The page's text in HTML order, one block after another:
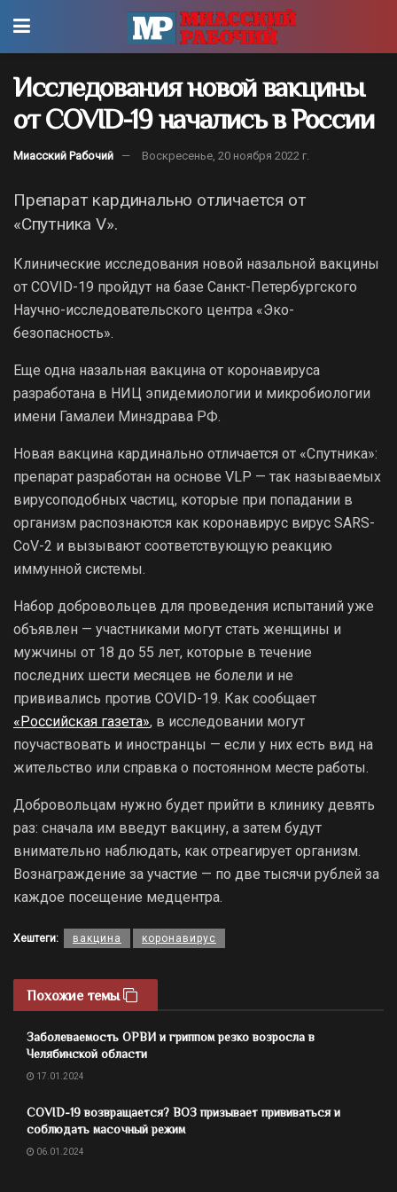
Исследования новой вакцины
от COVID-19 начались в России
Миасский Рабочий Воскресенье, 20 ноября 2022 г.
Препарат кардинально отличается от
«Спутника V».
Клинические исследования новой назальной вакцины
от COVID-19 пройдут на базе Санкт-Петербургского
Научно-исследовательского центра «Эко-
безопасность».
Еще одна назальная вакцина от коронавируса
разработана в НИЦ эпидемиологии и микробиологии
имени Гамалеи Минздрава РФ.
Новая вакцина кардинально отличается от «Спутника»:
препарат разработан на основе VLP — так называемых
вирусоподобных частиц, которые при попадании в
организм распознаются как коронавирус вирус SARS-
CoV-2 и вызывают соответствующую реакцию
иммунной системы.
Набор добровольцев для проведения испытаний уже
объявлен — участниками могут стать женщины и
мужчины от 18 до 55 лет, которые в течение
последних шести месяцев не болели и не
прививались против COVID-19. Как сообщает
«Российская газета», в исследовании могут
поучаствовать и иностранцы — если у них есть вид на
жительство или справка о постоянном месте работы.
Добровольцам нужно будет прийти в клинику девять
раз: сначала им введут вакцину, а затем будут
внимательно наблюдать, как отреагирует организм.
Вознаграждение за участие — по две тысячи рублей за
каждое посещение медцентра.
Хештеги: вакцина коронавирус
Похожие темы
Заболеваемость ОРВИ и гриппом резко возросла в
Челябинской области
17.01.2024
COVID-19 возвращается? ВОЗ призывает прививаться и
соблюдать масочный режим
06.01.2024